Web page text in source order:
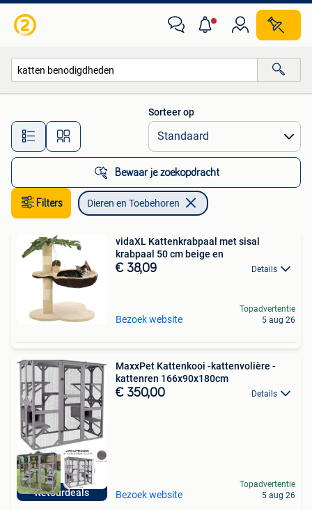
Alle afstanden…
Sorteer op
Bewaar je zoekopdracht
Filters Dieren en Toebehoren
vidaXL Kattenkrabpaal met sisal
krabpaal 50 cm beige en
€ 38,09 Details
Bezoek website
Topadvertentie
5 aug 26
Retourdeals
MaxxPet Kattenkooi -kattenvolière -
kattenren 166x90x180cm
€ 350,00 Details
Bezoek website
Topadvertentie
5 aug 26